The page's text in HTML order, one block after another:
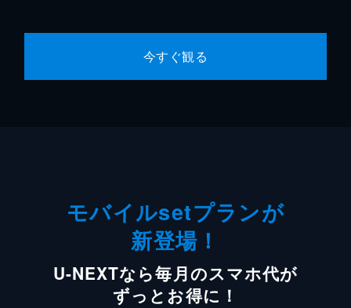
今すぐ観る
モバイルsetプランが
新登場！
U-NEXTなら毎月のスマホ代が
ずっとお得に！